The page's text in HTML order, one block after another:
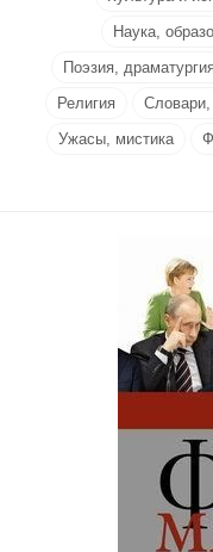
Наука,
Поэзия, драматургия
Религия
Словари,
Ужасы, мистика